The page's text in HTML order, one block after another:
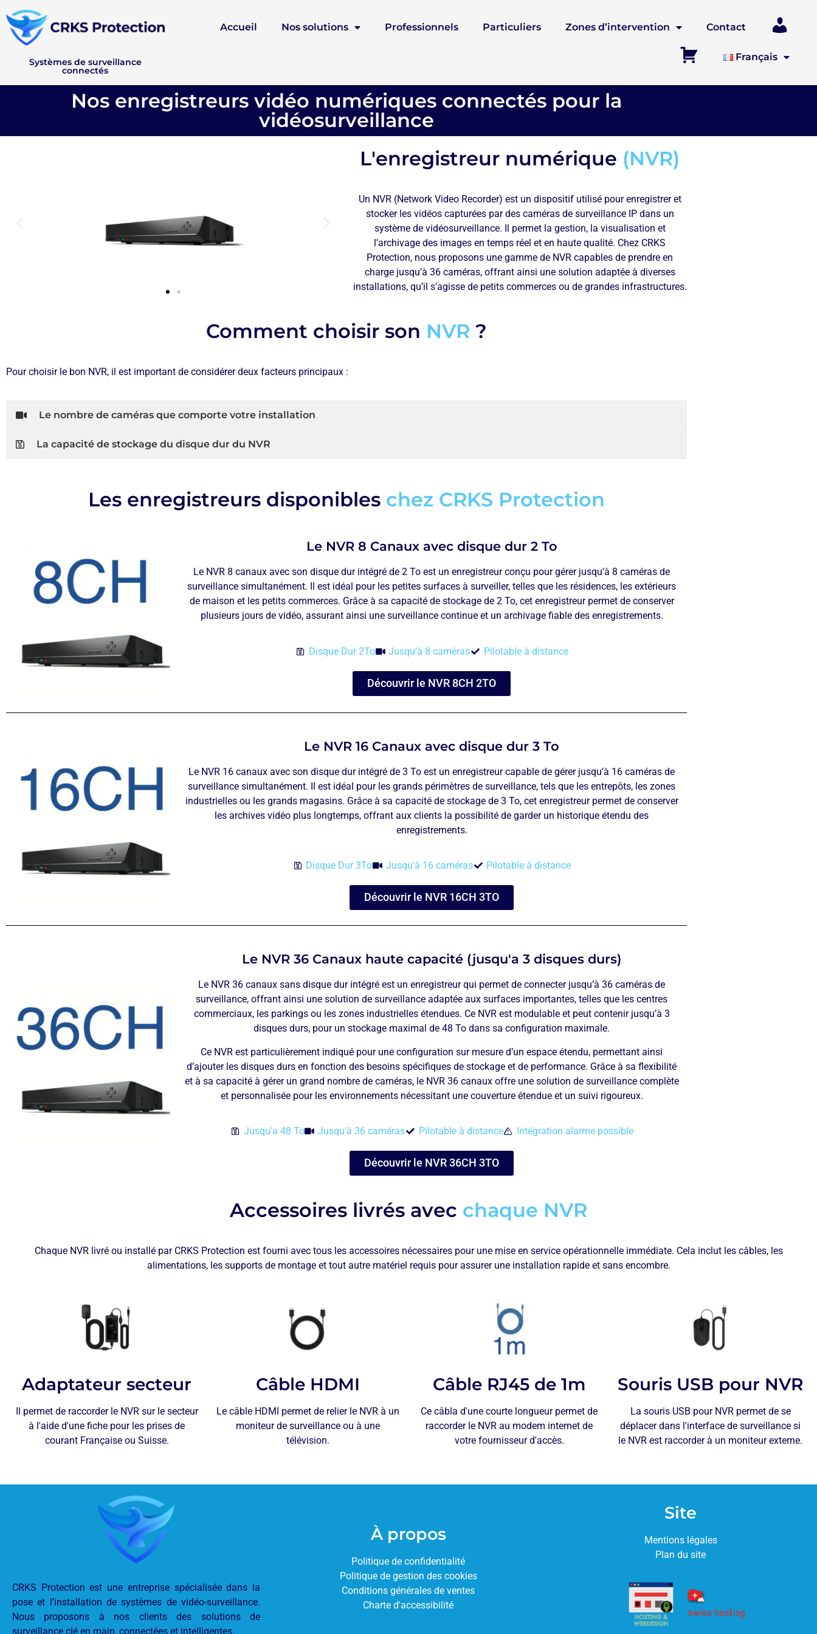
Systèmes de surveillance
connectés
Accueil Nos solutions Professionnels Particuliers Zones d’intervention Contact Mon
Panier Français
Nos enregistreurs vidéo numériques connectés pour la
vidéosurveillance
L'enregistreur numérique (NVR)
Un NVR (Network Video Recorder) est un dispositif utilisé pour enregistrer et
stocker les vidéos capturées par des caméras de surveillance IP dans un
système de vidéosurveillance. Il permet la gestion, la visualisation et
l’archivage des images en temps réel et en haute qualité. Chez CRKS
Protection, nous proposons une gamme de NVR capables de prendre en
charge jusqu’à 36 caméras, offrant ainsi une solution adaptée à diverses
installations, qu’il s’agisse de petits commerces ou de grandes infrastructures.
Comment choisir son NVR ?
Pour choisir le bon NVR, il est important de considérer deux facteurs principaux :
Le nombre de caméras que comporte votre installation
La capacité de stockage du disque dur du NVR
Les enregistreurs disponibles chez CRKS Protection
Le NVR 8 Canaux avec disque dur 2 To
Le NVR 8 canaux avec son disque dur intégré de 2 To est un enregistreur conçu pour gérer jusqu’à 8 caméras de
surveillance simultanément. Il est idéal pour les petites surfaces à surveiller, telles que les résidences, les extérieurs
de maison et les petits commerces. Grâce à sa capacité de stockage de 2 To, cet enregistreur permet de conserver
plusieurs jours de vidéo, assurant ainsi une surveillance continue et un archivage fiable des enregistrements.
Disque Dur 2To Jusqu'à 8 caméras Pilotable à distance
Découvrir le NVR 8CH 2TO
Le NVR 16 Canaux avec disque dur 3 To
Le NVR 16 canaux avec son disque dur intégré de 3 To est un enregistreur capable de gérer jusqu’à 16 caméras de
surveillance simultanément. Il est idéal pour les grands périmètres de surveillance, tels que les entrepôts, les zones
industrielles ou les grands magasins. Grâce à sa capacité de stockage de 3 To, cet enregistreur permet de conserver
les archives vidéo plus longtemps, offrant aux clients la possibilité de garder un historique étendu des
enregistrements.
Disque Dur 3To Jusqu'à 16 caméras Pilotable à distance
Découvrir le NVR 16CH 3TO
Le NVR 36 Canaux haute capacité (jusqu'a 3 disques durs)
Le NVR 36 canaux sans disque dur intégré est un enregistreur qui permet de connecter jusqu’à 36 caméras de
surveillance, offrant ainsi une solution de surveillance adaptée aux surfaces importantes, telles que les centres
commerciaux, les parkings ou les zones industrielles étendues. Ce NVR est modulable et peut contenir jusqu’à 3
disques durs, pour un stockage maximal de 48 To dans sa configuration maximale.
Ce NVR est particulièrement indiqué pour une configuration sur mesure d’un espace étendu, permettant ainsi
d’ajouter les disques durs en fonction des besoins spécifiques de stockage et de performance. Grâce à sa flexibilité
et à sa capacité à gérer un grand nombre de caméras, le NVR 36 canaux offre une solution de surveillance complète
et personnalisée pour les environnements nécessitant une couverture étendue et un suivi rigoureux.
Jusqu'a 48 To Jusqu'à 36 caméras Pilotable à distance Intégration alarme possible
Découvrir le NVR 36CH 3TO
Accessoires livrés avec chaque NVR
Chaque NVR livré ou installé par CRKS Protection est fourni avec tous les accessoires nécessaires pour une mise en service opérationnelle immédiate. Cela inclut les câbles, les
alimentations, les supports de montage et tout autre matériel requis pour assurer une installation rapide et sans encombre.
Adaptateur secteur
Il permet de raccorder le NVR sur le secteur
à l'aide d'une fiche pour les prises de
courant Française ou Suisse.
Câble HDMI
Le câble HDMI permet de relier le NVR à un
moniteur de surveillance ou à une
télévision.
Câble RJ45 de 1m
Ce câbla d'une courte longueur permet de
raccorder le NVR au modem internet de
votre fournisseur d'accès.
Souris USB pour NVR
La souris USB pour NVR permet de se
déplacer dans l'interface de surveillance si
le NVR est raccorder à un moniteur externe.
CRKS Protection est une entreprise spécialisée dans la
pose et l’installation de systèmes de vidéo-surveillance.
Nous proposons à nos clients des solutions de
surveillance clé en main, connectées et intelligentes.
À propos
Politique de confidentialité
Politique de gestion des cookies
Conditions générales de ventes
Charte d'accessibilité
Site
Mentions légales
Plan du site